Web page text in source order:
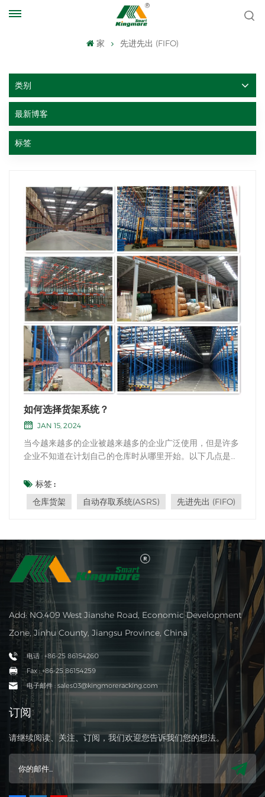
家 先进先出 (FIFO)
类别
最新博客
标签
如何选择货架系统？
JAN 15, 2024
当今越来越多的企业被越来越多的企业广泛使用，但是许多
企业不知道在计划自己的仓库时从哪里开始。以下几点是影
决定了大小 仓库架子 以及单个特殊地点的计划。（1）仓库
的高度直接影响仓库机架的高度；（2）建筑物梁和支柱的
位置将影响货架的配置和放置；（3）地面...
标签 :
仓库货架
自动存取系统(ASRS) 先进先出 (FIFO)
Add: NO.409 West Jianshe Road, Economic Development
Zone, Jinhu County, Jiangsu Province, China
电话 : +86-25 86154260
Fax : +86-25 86154259
电子邮件 : sales03@kingmoreracking.com
订阅
请继续阅读、关注、订阅，我们欢迎您告诉我们您的想法。